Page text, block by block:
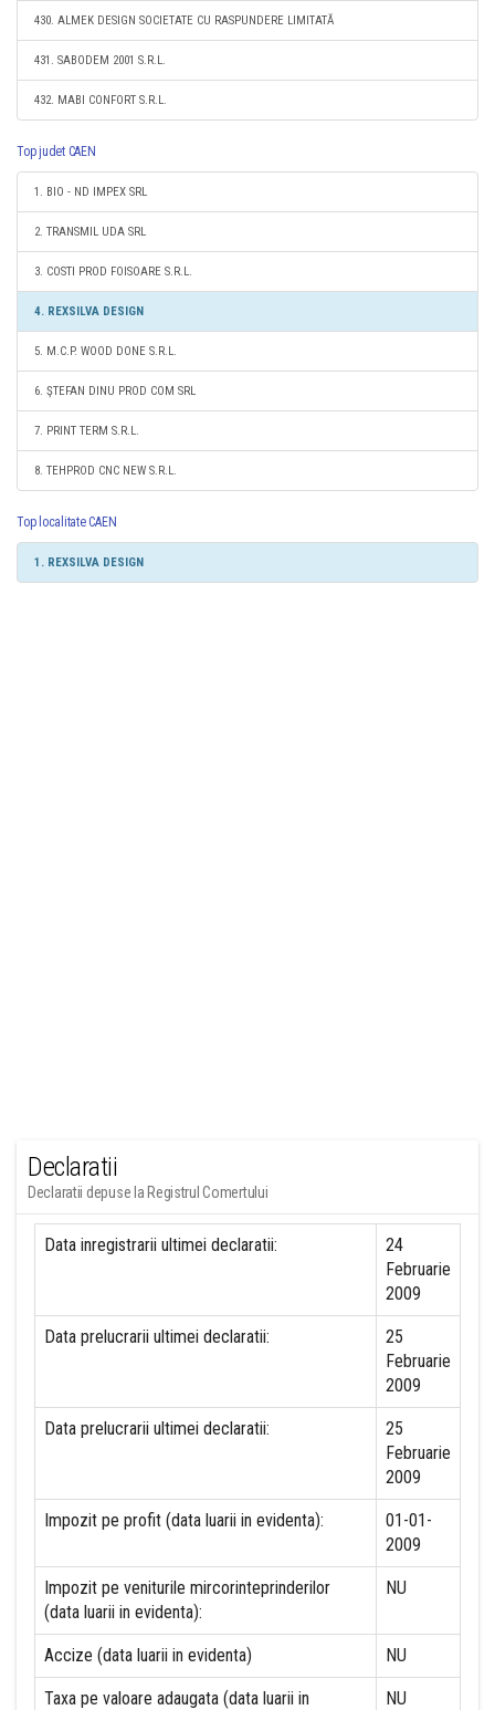
430. ALMEK DESIGN SOCIETATE CU RASPUNDERE LIMITATĂ
431. SABODEM 2001 S.R.L.
432. MABI CONFORT S.R.L.
Top judet CAEN
1. BIO - ND IMPEX SRL
2. TRANSMIL UDA SRL
3. COSTI PROD FOISOARE S.R.L.
4. REXSILVA DESIGN
5. M.C.P. WOOD DONE S.R.L.
6. ŞTEFAN DINU PROD COM SRL
7. PRINT TERM S.R.L.
8. TEHPROD CNC NEW S.R.L.
Top localitate CAEN
1. REXSILVA DESIGN
Declaratii
Declaratii depuse la Registrul Comertului
Data inregistrarii ultimei declaratii:
24
Februarie
2009
Data prelucrarii ultimei declaratii:
25
Februarie
2009
Data prelucrarii ultimei declaratii:
25
Februarie
2009
Impozit pe profit (data luarii in evidenta):
01-01-
2009
Impozit pe veniturile mircorinteprinderilor
(data luarii in evidenta):
NU
Accize (data luarii in evidenta) NU
Taxa pe valoare adaugata (data luarii in
NU